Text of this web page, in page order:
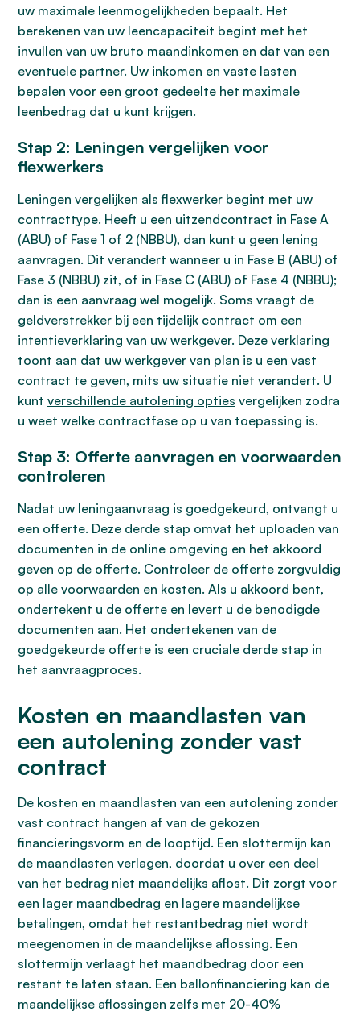
uw maximale leenmogelijkheden bepaalt. Het
berekenen van uw leencapaciteit begint met het
invullen van uw bruto maandinkomen en dat van een
eventuele partner. Uw inkomen en vaste lasten
bepalen voor een groot gedeelte het maximale
leenbedrag dat u kunt krijgen.
Stap 2: Leningen vergelijken voor
flexwerkers
Leningen vergelijken als flexwerker begint met uw
contracttype. Heeft u een uitzendcontract in Fase A
(ABU) of Fase 1 of 2 (NBBU), dan kunt u geen lening
aanvragen. Dit verandert wanneer u in Fase B (ABU) of
Fase 3 (NBBU) zit, of in Fase C (ABU) of Fase 4 (NBBU);
dan is een aanvraag wel mogelijk. Soms vraagt de
geldverstrekker bij een tijdelijk contract om een
intentieverklaring van uw werkgever. Deze verklaring
toont aan dat uw werkgever van plan is u een vast
contract te geven, mits uw situatie niet verandert. U
kunt verschillende autolening opties vergelijken zodra
u weet welke contractfase op u van toepassing is.
Stap 3: Offerte aanvragen en voorwaarden
controleren
Nadat uw leningaanvraag is goedgekeurd, ontvangt u
een offerte. Deze derde stap omvat het uploaden van
documenten in de online omgeving en het akkoord
geven op de offerte. Controleer de offerte zorgvuldig
op alle voorwaarden en kosten. Als u akkoord bent,
ondertekent u de offerte en levert u de benodigde
documenten aan. Het ondertekenen van de
goedgekeurde offerte is een cruciale derde stap in
het aanvraagproces.
Kosten en maandlasten van
een autolening zonder vast
contract
De kosten en maandlasten van een autolening zonder
vast contract hangen af van de gekozen
financieringsvorm en de looptijd. Een slottermijn kan
de maandlasten verlagen, doordat u over een deel
van het bedrag niet maandelijks aflost. Dit zorgt voor
een lager maandbedrag en lagere maandelijkse
betalingen, omdat het restantbedrag niet wordt
meegenomen in de maandelijkse aflossing. Een
slottermijn verlaagt het maandbedrag door een
restant te laten staan. Een ballonfinanciering kan de
maandelijkse aflossingen zelfs met 20-40%